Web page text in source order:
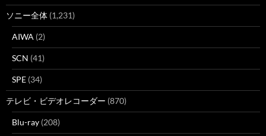
ソニー全体 (1,231)
AIWA (2)
SCN (41)
SPE (34)
テレビ・ビデオレコーダー (870)
Blu-ray (208)